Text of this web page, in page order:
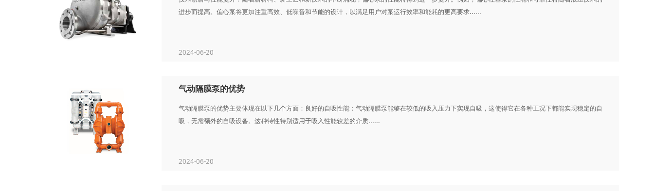
2024-06-20
进步而提高。偏心泵将更加注重高效、低噪音和节能的设计，以满足用户对泵运行效率和能耗的更高要求......
气动隔膜泵的优势
2024-06-20
气动隔膜泵的优势主要体现在以下几个方面：良好的自吸性能：气动隔膜泵能够在较低的吸入压力下实现自吸，这使得它在各种工况下都能实现稳定的自
吸，无需额外的自吸设备。这种特性特别适用于吸入性能较差的介质......